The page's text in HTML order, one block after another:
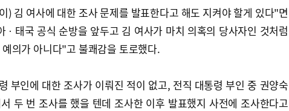
) 김 여사에 대한 조사 문제를 발표한다고 해도 지켜야 할게 있다"면
ㆍ태국 공식 순방을 앞두고 김 여사가 마치 의혹의 당사자인 것처럼
의가 아니다"고 불쾌감을 토로했다.
부인에 대한 조사가 이뤄진 적이 없고, 전직 대통령 부인 중 권양숙
두 번 조사를 했을 텐데 조사한 이후 발표했지 사전에 조사한다고